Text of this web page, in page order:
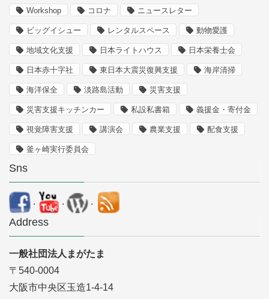
Workshop コロナ ニュースレター
ビッグイシュー レンタルスペース 動物愛護
地域文化支援 日本ライトハウス 日本栄養士会
日本赤十字社 東日本大震災復興支援 海岸清掃
海洋保全 淡路島活動 災害支援
災害支援キッチンカー 私設私書箱 義援金・寄付金
視覚障害支援 講演会 農業支援 配食支援
釜ヶ崎実行委員会
Sns
. . .
Address
一般社団法人まがたま
〒540-0004
大阪市中央区玉造1-4-14